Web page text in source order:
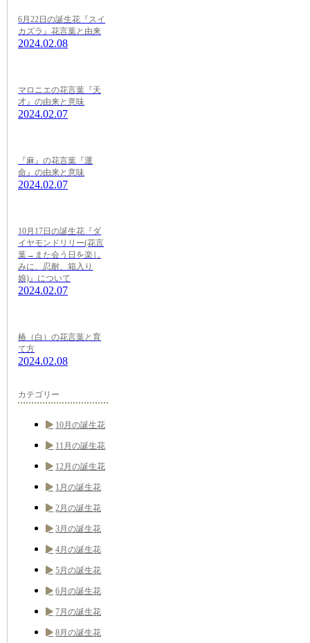
6月22日の誕生花『スイ
カズラ』花言葉と由来
2024.02.08
マロニエの花言葉『天
才』の由来と意味
2024.02.07
『麻』の花言葉『運
命』の由来と意味
2024.02.07
10月17日の誕生花『ダ
イヤモンドリリー(花言
葉→また会う日を楽し
みに、忍耐、箱入り
娘)』について
2024.02.07
椿（白）の花言葉と育
て方
2024.02.08
カテゴリー
10月の誕生花
11月の誕生花
12月の誕生花
1月の誕生花
2月の誕生花
3月の誕生花
4月の誕生花
5月の誕生花
6月の誕生花
7月の誕生花
8月の誕生花